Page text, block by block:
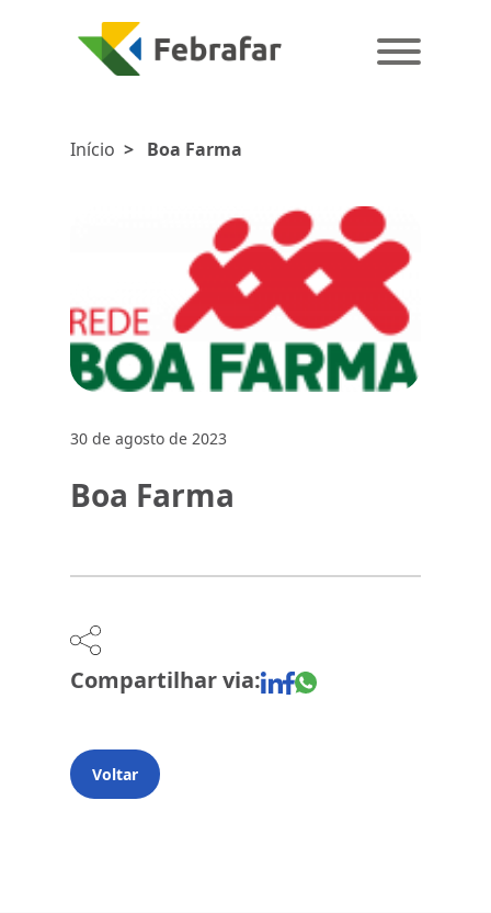
Início > Boa Farma
30 de agosto de 2023
Boa Farma
Compartilhar via:
Voltar